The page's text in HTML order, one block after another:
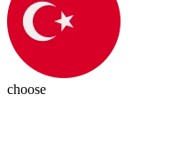
choose